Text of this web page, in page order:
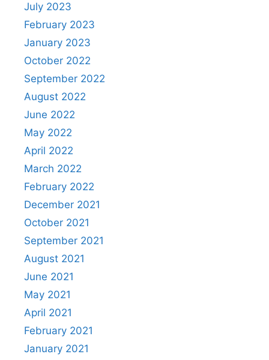
July 2023
February 2023
January 2023
October 2022
September 2022
August 2022
June 2022
May 2022
April 2022
March 2022
February 2022
December 2021
October 2021
September 2021
August 2021
June 2021
May 2021
April 2021
February 2021
January 2021